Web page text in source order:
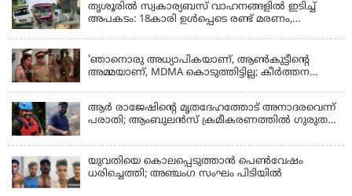
തൃശൂരിൽ സ്വകാര്യബസ് വാഹനങ്ങളില്‍ ഇടിച്ച്
അപകടം: 18കാരി ഉൾപ്പെടെ രണ്ട് മരണം,
'ഞാനൊരു അധ്യാപികയാണ്, ആണ്‍കുട്ടീന്റെ
അമ്മയാണ്‌, MDMA കൊടുത്തിട്ടില്ല; കീർത്തന
ആര്‍ രാജേഷിന്റെ മൃതദേഹത്തോട് അനാദരവെന്ന്
പരാതി; ആംബുലന്‍സ് ക്രമീകരണത്തില്‍ ഗുരുതര
ഫ്രീസര്‍ സംവിധാനം ഇല്ലാതെയെന്നും ആരോപണം
യുവതിയെ കൊലപ്പെടുത്താൻ പെൺവേഷം
ധരിച്ചെത്തി; അഞ്ചംഗ സംഘം പിടിയിൽ